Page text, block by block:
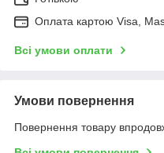
Оплата картою Visa,
Всі умови оплати
Умови повернення
Повернення товару